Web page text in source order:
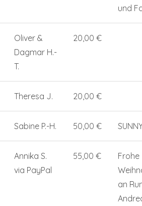
und
Oliver &
Dagmar H.-
T.
20,00 €
Theresa J. 20,00 €
Sabine P.-H. 50,00 €
Annika S.
via PayPal
55,00 €
Frohe
an